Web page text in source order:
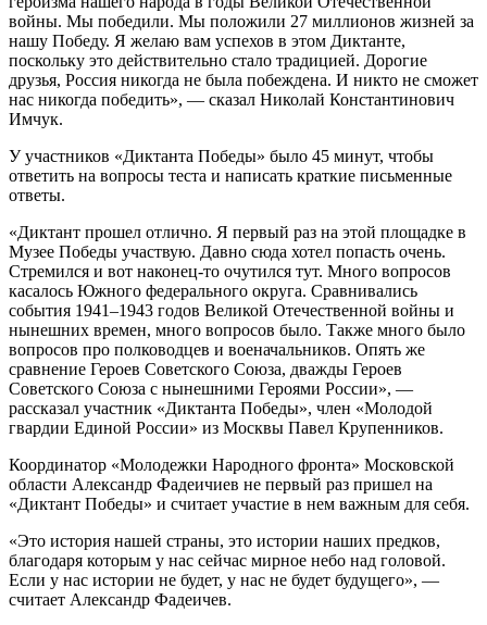
войны. Мы победили. Мы положили 27 миллионов жизней за
нашу Победу. Я желаю вам успехов в этом Диктанте,
поскольку это действительно стало традицией. Дорогие
друзья, Россия никогда не была побеждена. И никто не сможет
нас никогда победить», — сказал Николай Константинович
Имчук.
У участников «Диктанта Победы» было 45 минут, чтобы
ответить на вопросы теста и написать краткие письменные
ответы.
«Диктант прошел отлично. Я первый раз на этой площадке в
Музее Победы участвую. Давно сюда хотел попасть очень.
Стремился и вот наконец-то очутился тут. Много вопросов
касалось Южного федерального округа. Сравнивались
события 1941–1943 годов Великой Отечественной войны и
нынешних времен, много вопросов было. Также много было
вопросов про полководцев и военачальников. Опять же
сравнение Героев Советского Союза, дважды Героев
Советского Союза с нынешними Героями России», —
рассказал участник «Диктанта Победы», член «Молодой
гвардии Единой России» из Москвы Павел Крупенников.
Координатор «Молодежки Народного фронта» Московской
области Александр Фадеичиев не первый раз пришел на
«Диктант Победы» и считает участие в нем важным для себя.
«Это история нашей страны, это истории наших предков,
благодаря которым у нас сейчас мирное небо над головой.
Если у нас истории не будет, у нас не будет будущего», —
считает Александр Фадеичев.